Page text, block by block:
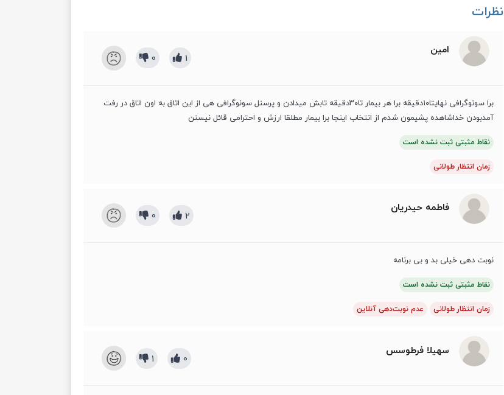
نظرات
امین
1
0
برا سونوگرافی نهایتا۱۰دقیقه برا هر بیمار تا۳۰دقیقه تابش میدادن و پرسنل سونوگرافی هی از این اتاق به اون اتاق در رفت
آمدبودن خداشاهده پشیمون شدم از انتخاب اینجا برا بیمار مطلقا ارزش و احترامی قائل نیستن
نقاط مثبتی ثبت نشده است
زمان انتظار طولانی
فاطمه حیدریان
2
0
نوبت دهی خیلی بد و بی برنامه
نقاط مثبتی ثبت نشده است
زمان انتظار طولانی
عدم نوبت‌دهی آنلاین
سهیلا فرطوسس
0
1